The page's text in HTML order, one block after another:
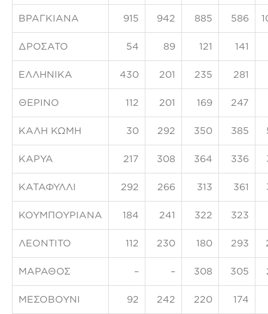
ΒΡΑΓΚΙΑΝΑ 915 942 885 586
ΔΡΟΣΑΤΟ 54 89 121 141
ΕΛΛΗΝΙΚΑ 430 201 235 281
ΘΕΡΙΝΟ 112 201 169 247
ΚΑΛΗ ΚΩΜΗ 30 292 350 385
ΚΑΡΥΑ 217 308 364 336
ΚΑΤΑΦΥΛΛΙ 292 266 313 361
ΚΟΥΜΠΟΥΡΙΑΝΑ 184 241 322 323
ΛΕΟΝΤΙΤΟ 112 230 180 293
ΜΑΡΑΘΟΣ – – 308 305
ΜΕΣΟΒΟΥΝΙ 92 242 220 174